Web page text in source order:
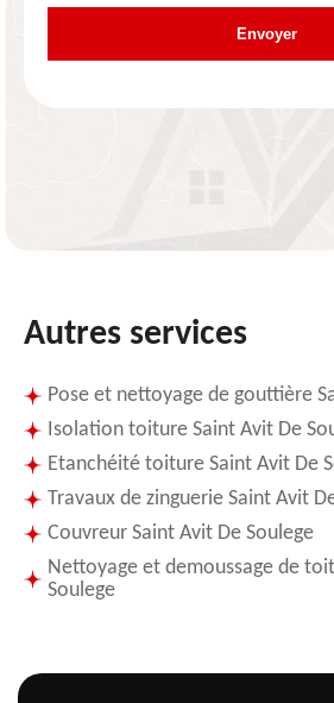
Autres services
Pose et nettoyage de gouttière
Isolation toiture Saint Avit De
Etanchéité toiture Saint Avit De
Travaux de zinguerie Saint Avit
Couvreur Saint Avit De Soulege
Nettoyage et demoussage de
Soulege